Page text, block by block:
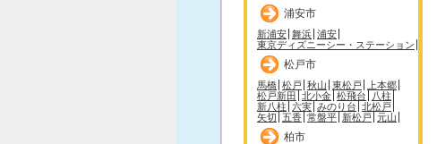
浦安市
新浦安 舞浜 浦安
東京ディズニーシー・ステーション
松戸市
馬橋 松戸 秋山 東松戸
上本郷
松戸新田 北小金 松飛台
八柱
新八柱 六実 みのり台 北松戸
矢切 五香 常盤平 新松戸 元山
柏市